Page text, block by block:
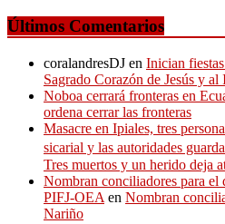
Últimos Comentarios
coralandresDJ en Inician
Sagrado Corazón de Jesús y
Noboa cerrará fronteras en
ordena cerrar las fronteras
Masacre en Ipiales, tres
sicarial y las autoridades
Tres muertos y un herido deja
Nombran conciliadores para el
PIFJ-OEA en Nombran
Nariño